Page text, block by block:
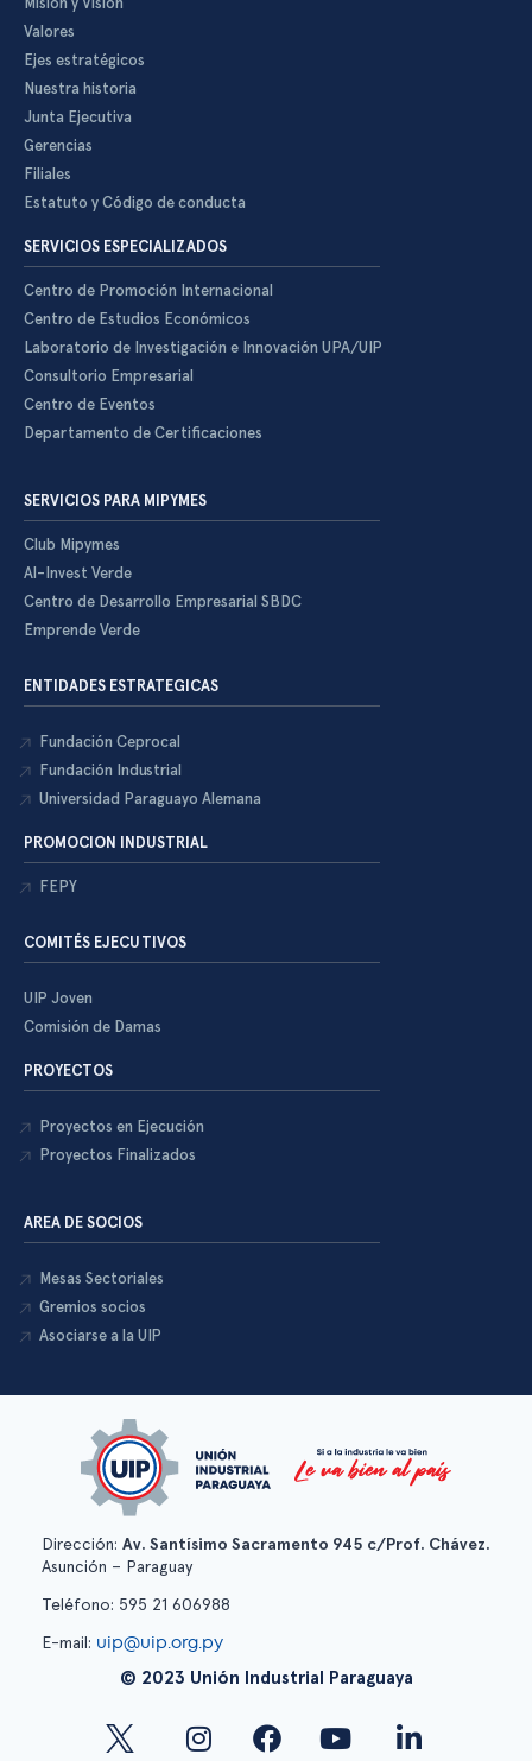
Valores
Ejes estratégicos
Nuestra historia
Junta Ejecutiva
Gerencias
Filiales
Estatuto y Código de conducta
SERVICIOS ESPECIALIZADOS
Centro de Promoción Internacional
Centro de Estudios Económicos
Laboratorio de Investigación e Innovación UPA/UIP
Consultorio Empresarial
Centro de Eventos
Departamento de Certificaciones
SERVICIOS PARA MIPYMES
Club Mipymes
Al-Invest Verde
Centro de Desarrollo Empresarial SBDC
Emprende Verde
ENTIDADES ESTRATEGICAS
Fundación Ceprocal
Fundación Industrial
Universidad Paraguayo Alemana
PROMOCION INDUSTRIAL
FEPY
COMITÉS EJECUTIVOS
UIP Joven
Comisión de Damas
PROYECTOS
Proyectos en Ejecución
Proyectos Finalizados
AREA DE SOCIOS
Mesas Sectoriales
Gremios socios
Asociarse a la UIP
Dirección: Av. Santísimo Sacramento 945 c/Prof. Chávez.
Asunción – Paraguay
Teléfono: 595 21 606988
E-mail: uip@uip.org.py
© 2023 Unión Industrial Paraguaya